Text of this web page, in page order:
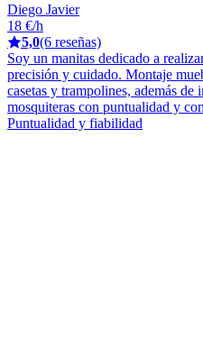
Diego Javier
18 €/h
5,0(6 reseñas)
Soy un manitas dedicado a
precisión y cuidado. Montaje
casetas y trampolines, además de
mosquiteras con puntualidad y
Puntualidad y fiabilidad